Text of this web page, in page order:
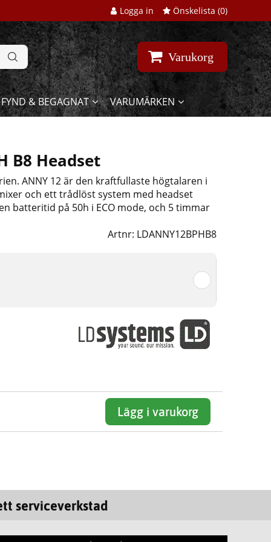
Logga in Önskelista (0)
Varukorg
FYND & BEGAGNAT VARUMÄRKEN
B8 Headset
ANNY 12 är den kraftfullaste högtalaren i
och ett trådlöst system med headset
batteritid på 50h i ECO mode, och 5 timmar
Artnr: LDANNY12BPHB8
Lägg i varukorg
serviceverkstad